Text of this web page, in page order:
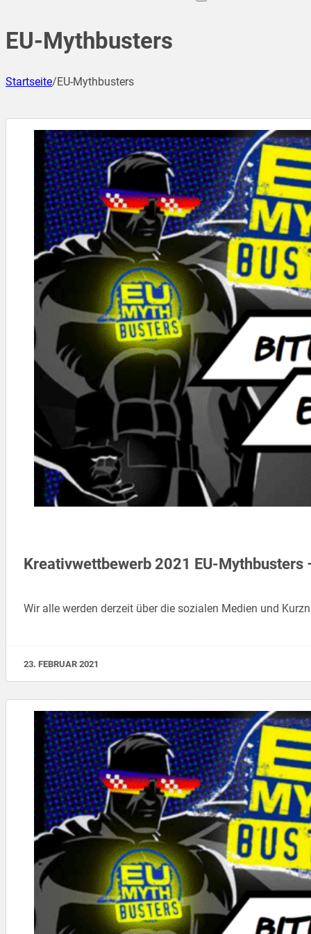
EU-Mythbusters
Startseite/EU-Mythbusters
Kreativwettbewerb 2021 EU-Mythbusters
Wir alle werden derzeit über die sozialen Medien und
23. FEBRUAR 2021